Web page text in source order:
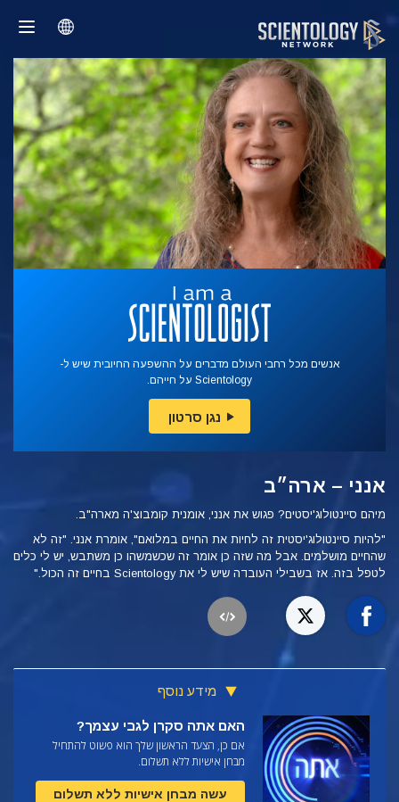
אנשים מכל רחבי העולם מדברים על ההשפעה החיובית שיש ל-
Scientology על חייהם.
נגן סרטון
אנני – ארה״ב
מיהם סיינטולוג'יסטים? פגוש את אנני, אומנית קומבוצ'ה מארה"ב.
"להיות סיינטולוג'יסטית זה לחיות את החיים במלואם", אומרת אנני. "זה לא
שהחיים מושלמים. אבל מה שזה כן אומר זה שכשמשהו כן משתבש, יש לי כלים
לטפל בזה. אז בשבילי העובדה שיש לי את Scientology בחיים זה הכול."
מידע נוסף
האם אתה סקרן לגבי עצמך?
אם כן, הצעד הראשון שלך הוא פשוט להתחיל
מבחן אישיות ללא תשלום.
עשה מבחן אישיות ללא תשלום